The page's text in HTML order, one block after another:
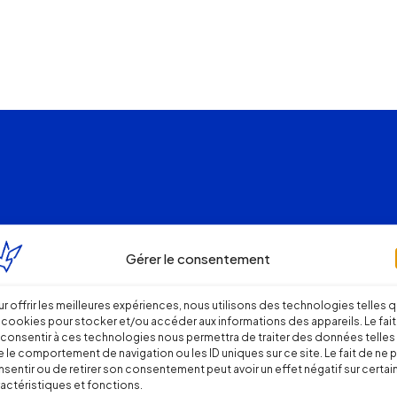
Gérer le consentement
offrir les meilleures expériences, nous utilisons des technologies telles
cookies pour stocker et/ou accéder aux informations des appareils. Le fait
à ces technologies nous permettra de traiter des données telles
le comportement de navigation ou les ID uniques sur ce site. Le fait de ne
ou de retirer son consentement peut avoir un effet négatif sur
et fonctions.